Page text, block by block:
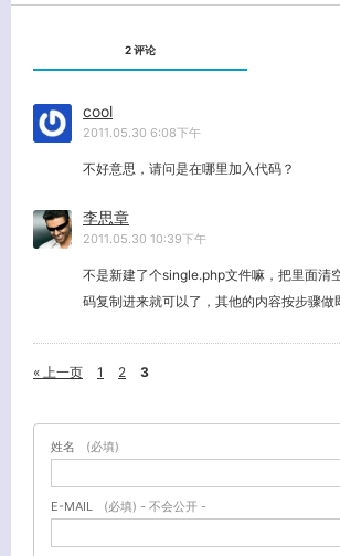
2 评论
cool
2011.05.30 6:08下午
不好意思，请问是在哪里加入代码？
李思章
2011.05.30 10:39下午
不是新建了个single.php文件嘛，把里面清
码复制进来就可以了，其他的内容按步骤做
« 上一页 1 2 3
姓名 (必填)
E-MAIL (必填) - 不会公开 -